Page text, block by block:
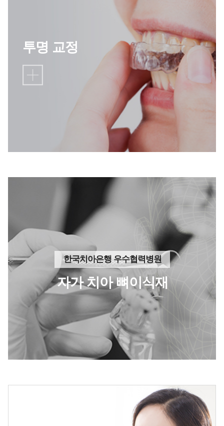
투명 교정
한국치아은행 우수협력병원
자가 치아 뼈이식재